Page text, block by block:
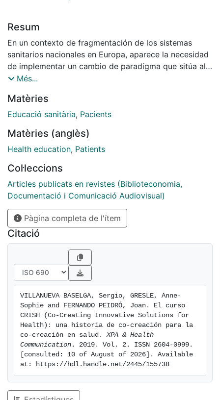
Resum
En un contexto de fragmentación de los sistemas
sanitarios nacionales en Europa, aparece la necesidad
de implementar un cambio de paradigma que sitúa al
paciente en el centro de la innovación en salud, y que
La participación de los pacientes se vuelve crucial
para implementar soluciones innovadoras, legítimas y
futuros en el campo de la salud y del envejecimiento.
Este artículo explica el proceso de creación del curso
curso de formación para médicos, investigadores y
pacientes que tiene el objetivo de capacitarlos para
co-crear soluciones innovadoras (procesos, productos
o servicios). Basado en un análisis exhaustivo de las
necesidades de los actores objetivos del curso, su
estructura se diseñó para dotar a los participantes de
competencias teóricas, habilidades y herramientas
fundamentadas en las metodologías de experiencia
del paciente, investigación e innovación responsable,
emprendeduría, reciprocidad y co-creación.
Més...
Matèries
Educació sanitària, Pacients
Matèries (anglès)
Health education, Patients
Col·leccions
Articles publicats en revistes (Biblioteconomia,
Documentació i Comunicació Audiovisual)
Pàgina completa de l'ítem
Citació
VILLANUEVA BASELGA, Sergio, GRESLE, Anne-
Sophie and FERNANDO PEIDRÓ, Joan. El curso
CRISH (Co-Creating Innovative Solutions for
Health): una historia de co-creación para la
co-creación en salud. XPA & Health
Communication . 2019. Vol. 2. ISSN 2604-0999.
[consulted: 10 of August of 2026]. Available
at: https://hdl.handle.net/2445/155738